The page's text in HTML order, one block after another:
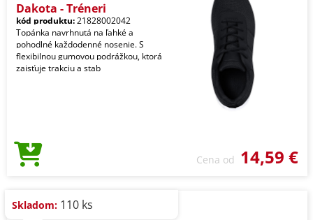
Dakota - Tréneri
kód produktu:21828002042
Topánka navrhnutá na ľahké a
pohodlné každodenné nosenie. S
flexibilnou gumovou podrážkou, ktorá
zaisťuje trakciu a stab
Cena od 14,59 €
Skladom: 110 ks